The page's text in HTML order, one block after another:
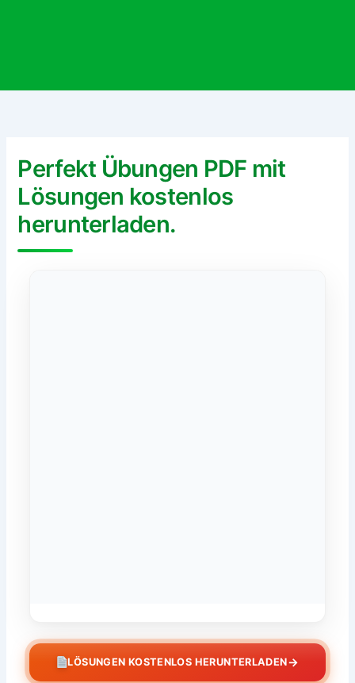
Perfekt Übungen PDF mit
Lösungen kostenlos
herunterladen.
LÖSUNGEN KOSTENLOS HERUNTERLADEN→